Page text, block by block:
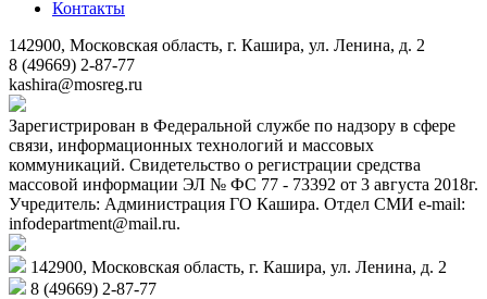
Контакты
142900, Московская область, г. Кашира, ул. Ленина, д. 2
8 (49669) 2-87-77
kashira@mosreg.ru
Зарегистрирован в Федеральной службе по надзору в сфере
связи, информационных технологий и массовых
коммуникаций. Свидетельство о регистрации средства
массовой информации ЭЛ № ФС 77 - 73392 от 3 августа 2018г.
Учредитель: Администрация ГО Кашира. Отдел СМИ e-mail:
infodepartment@mail.ru.
142900, Московская область, г. Кашира, ул. Ленина, д. 2
8 (49669) 2-87-77